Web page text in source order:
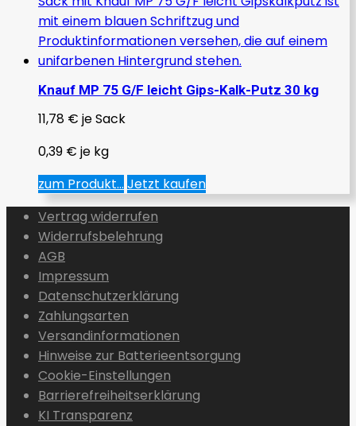
Knauf MP 75 G/F leicht Gips-Kalk-Putz 30 kg
11,78 € je Sack
0,39 € je kg
zum Produkt... Jetzt kaufen
Vertrag widerrufen
Widerrufsbelehrung
AGB
Impressum
Datenschutzerklärung
Zahlungsarten
Versandinformationen
Hinweise zur Batterieentsorgung
Cookie-Einstellungen
Barrierefreiheitserklärung
KI Transparenz